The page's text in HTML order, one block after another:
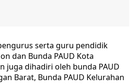
serta guru pendidik
dan Bunda PAUD Kota
juga dihadiri oleh bunda PAUD
Barat, Bunda PAUD Kelurahan